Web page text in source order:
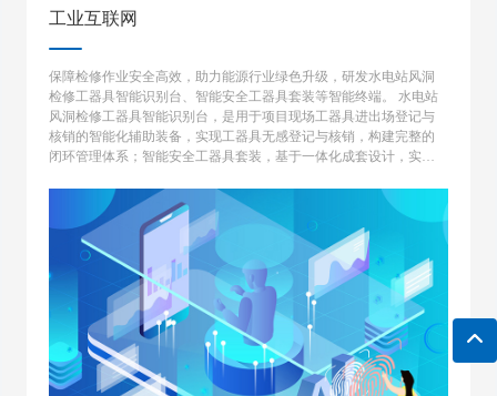
工业互联网
保障检修作业安全高效，助力能源行业绿色升级，研发水电站风洞
检修工器具智能识别台、智能安全工器具套装等智能终端。 水电站
风洞检修工器具智能识别台，是用于项目现场工器具进出场登记与
核销的智能化辅助装备，实现工器具无感登记与核销，构建完整的
闭环管理体系；智能安全工器具套装，基于一体化成套设计，实现
范性监控预警。